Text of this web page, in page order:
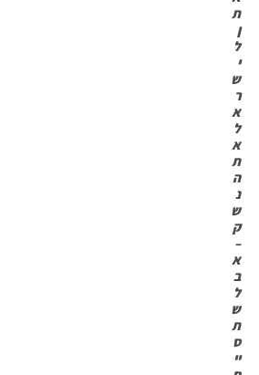
ת
ן
ל
י
ש
ר
א
ל
א
ת
ה
נ
ש
ק
–
א
ב
ל
ש
ת
ס
יי